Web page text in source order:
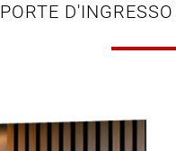
PORTE